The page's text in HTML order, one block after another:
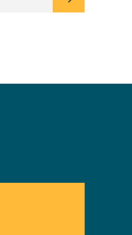
? Vai alla pagina della